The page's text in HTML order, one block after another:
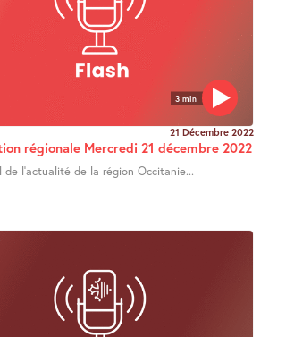
3 min
21 Décembre 2022
régionale Mercredi 21 décembre 2022
de l’actualité de la région Occitanie...